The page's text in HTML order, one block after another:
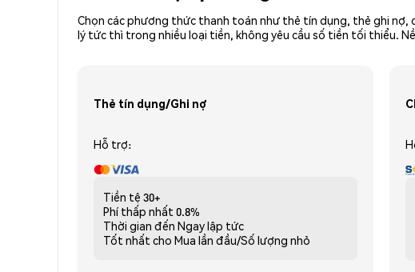
Chọn các phương thức thanh toán như thẻ tín dụng, thẻ ghi nợ,
lý tức thì trong nhiều loại tiền, không yêu cầu số tiền tối thiểu.
Thẻ tín dụng/Ghi nợ
Hỗ trợ:
Tiền tệ 30+
Phí thấp nhất 0.8%
Thời gian đến Ngay lập tức
Tốt nhất cho Mua lần đầu/Số lượng nhỏ